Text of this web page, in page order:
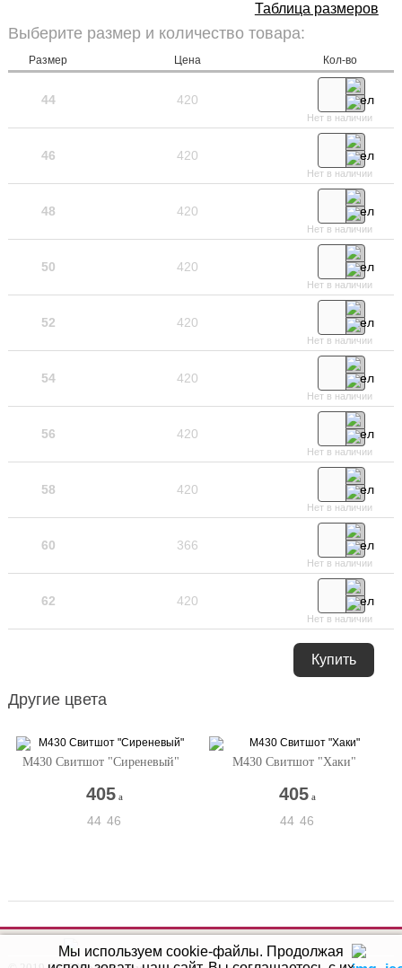
Таблица размеров
Выберите размер и количество товара:
Размер Цена Кол-во
44 420
Нет в наличии
46 420
Нет в наличии
48 420
Нет в наличии
50 420
Нет в наличии
52 420
Нет в наличии
54 420
Нет в наличии
56 420
Нет в наличии
58 420
Нет в наличии
60 366
Нет в наличии
62 420
Нет в наличии
Купить
Другие цвета
М430 Свитшот "Сиреневый"
405 a
44 46
М430 Свитшот "Хаки"
405 a
44 46
Мы используем cookie-файлы. Продолжая